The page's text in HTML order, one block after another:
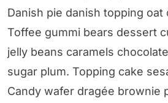
Danish pie danish topping oat
Toffee gummi bears dessert
jelly beans caramels
sugar plum. Topping cake
Candy wafer dragée brownie